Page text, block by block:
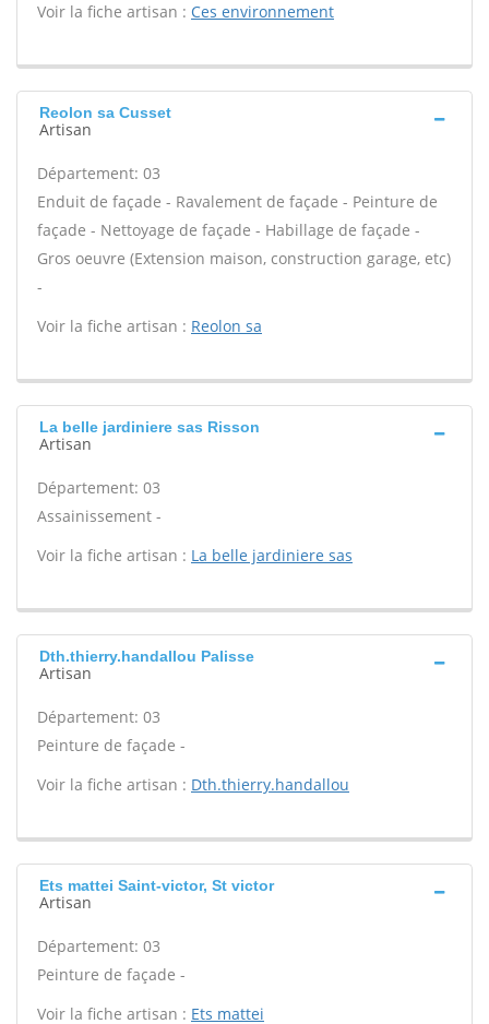
Voir la fiche artisan : Ces environnement
Reolon sa Cusset
Artisan
Département: 03
Enduit de façade - Ravalement de façade - Peinture de
façade - Nettoyage de façade - Habillage de façade -
Gros oeuvre (Extension maison, construction garage, etc)
-
Voir la fiche artisan : Reolon sa
La belle jardiniere sas Risson
Artisan
Département: 03
Assainissement -
Voir la fiche artisan : La belle jardiniere sas
Dth.thierry.handallou Palisse
Artisan
Département: 03
Peinture de façade -
Voir la fiche artisan : Dth.thierry.handallou
Ets mattei Saint-victor, St victor
Artisan
Département: 03
Peinture de façade -
Voir la fiche artisan : Ets mattei